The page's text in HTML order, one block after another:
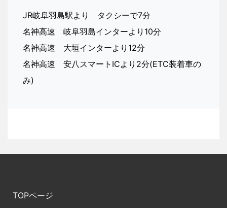
JR岐阜羽島駅より タクシーで7分
名神高速 岐阜羽島インターより10分
名神高速 大垣インターより12分
名神高速 安八スマートICより2分(ETC装着車の
み)
TOPページ